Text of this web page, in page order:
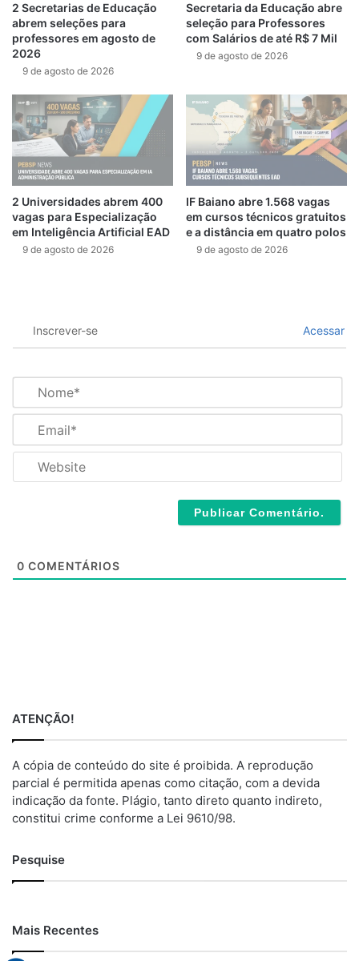
2 Secretarias de Educação
abrem seleções para
professores em agosto de
2026
9 de agosto de 2026
Secretaria da Educação abre
seleção para Professores
com Salários de até R$ 7 Mil
9 de agosto de 2026
2 Universidades abrem 400
vagas para Especialização
em Inteligência Artificial EAD
9 de agosto de 2026
IF Baiano abre 1.568 vagas
em cursos técnicos gratuitos
e a distância em quatro polos
9 de agosto de 2026
Inscrever-se Acessar
m
*a
l
0 COMENTÁRIOS
ATENÇÃO!
A cópia de conteúdo do site é proibida. A reprodução
parcial é permitida apenas como citação, com a devida
indicação da fonte. Plágio, tanto direto quanto indireto,
constitui crime conforme a Lei 9610/98.
Pesquise
Mais Recentes